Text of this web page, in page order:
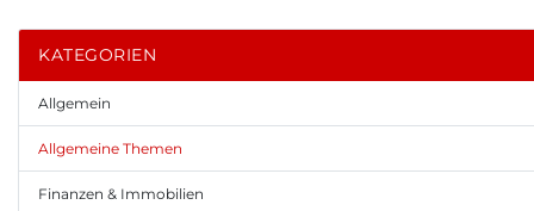
KATEGORIEN
Allgemein
Allgemeine Themen
Finanzen & Immobilien